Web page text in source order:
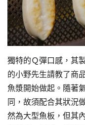
獨特的Ｑ彈口感，其
的小野先生請教了商
魚漿開始做起。隨著
同，故須配合其狀況
然為大型魚板，但其